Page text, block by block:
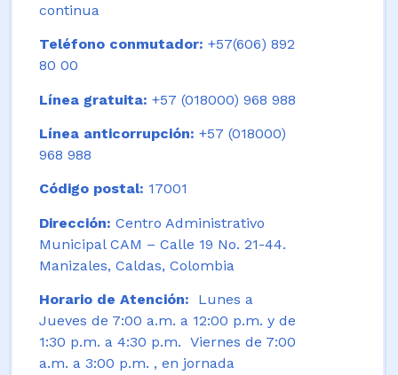
continua
Teléfono conmutador: +57(606) 892
80 00
Línea gratuita: +57 (018000) 968 988
Línea anticorrupción: +57 (018000)
968 988
Código postal: 17001
Dirección: Centro Administrativo
Municipal CAM – Calle 19 No. 21-44.
Manizales, Caldas, Colombia
Horario de Atención: Lunes a
Jueves de 7:00 a.m. a 12:00 p.m. y de
1:30 p.m. a 4:30 p.m. Viernes de 7:00
a.m. a 3:00 p.m. , en jornada